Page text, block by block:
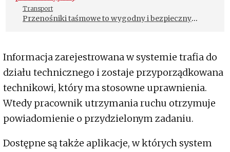
Transport
Przenośniki taśmowe to wygodny i bezpieczny
Informacja zarejestrowana w systemie trafia do
działu technicznego i zostaje przyporządkowana
technikowi, który ma stosowne uprawnienia.
Wtedy pracownik utrzymania ruchu otrzymuje
powiadomienie o przydzielonym zadaniu.
Dostępne są także aplikacje, w których system